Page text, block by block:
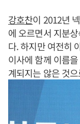
강호찬이 2012년
에 오르면서 지분
다. 하지만 여전히
이사에 함께 이름
계되지는 않은 것